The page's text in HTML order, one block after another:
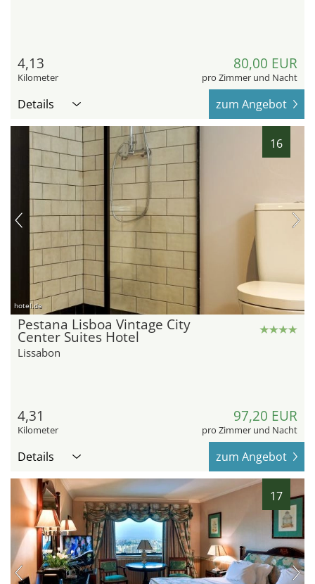
4,13
Kilometer
80,00 EUR
pro Zimmer und Nacht
Details zum Angebot
16
hotel.de
Pestana Lisboa Vintage City
Center Suites Hotel
Lissabon
4,31
Kilometer
97,20 EUR
pro Zimmer und Nacht
Details zum Angebot
17